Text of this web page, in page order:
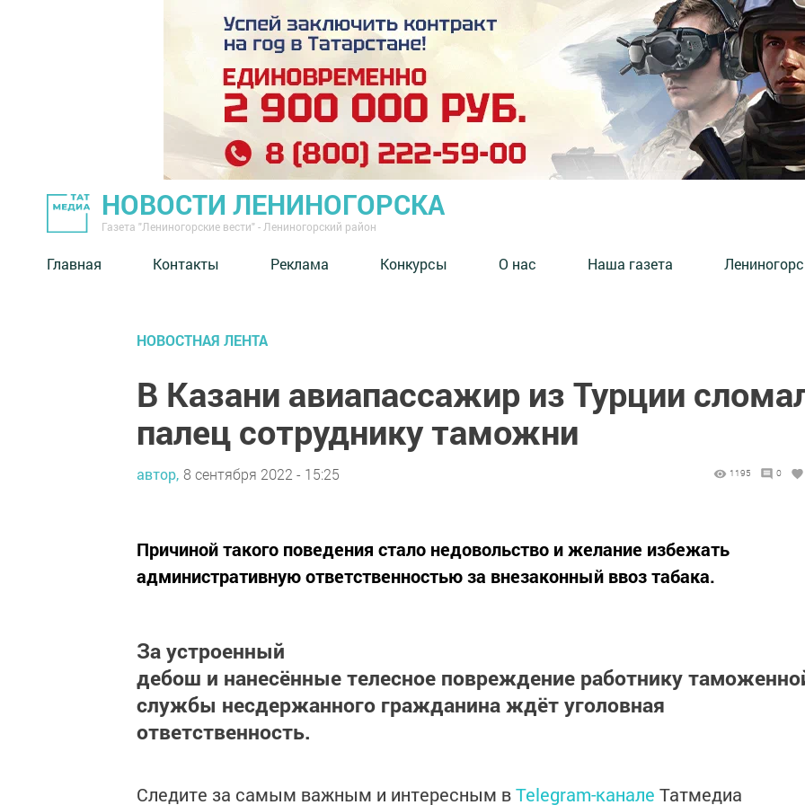
НОВОСТИ ЛЕНИНОГОРСКА
Газета "Лениногорские вести" - Лениногорский район
Главная Контакты Реклама Конкурсы О нас Наша газета
НОВОСТНАЯ ЛЕНТА
В Казани авиапассажир из Турции
палец сотруднику таможни
автор, 8 сентября 2022 - 15:25 1195 0
Причиной такого поведения стало недовольство и желание избежать
административную ответственностью за внезаконный ввоз табака.
За устроенный
дебош и нанесённые телесное повреждение работнику
службы несдержанного гражданина ждёт уголовная
ответственность.
Следите за самым важным и интересным вTelegram-канале Татмедиа